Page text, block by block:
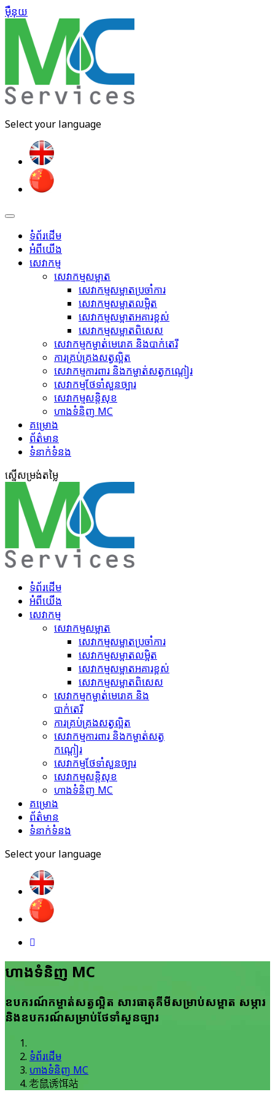
ម៉ឺនុយ​
Select your language
ទំព័រដើម
អំពីយើង
សេវាកម្ម
សេវាកម្មសម្អាត
សេវាកម្ម​សម្អាតប្រចាំការ
សេវាកម្ម​សម្អាត​លម្អិត
សេវាកម្ម​សម្អាត​អគារខ្ពស់
សេវាកម្ម​សម្អាត​ពិសេស
សេវាកម្ម​កម្ចាត់​មេរោគ និងបាក់តេរី
ការគ្រប់គ្រង​សត្វល្អិត​
សេវាកម្ម​ការពារ និងកម្ចាត់​សត្វកណ្តៀរ
សេវាកម្ម​ថែទាំ​សួនច្បារ
សេវាកម្ម​សន្តិសុខ
ហាង​ទំនិញ MC
គ​ម្រោ​ង
ព័ត៌មាន
ទំនាក់ទំនង
ស្នើ​សម្រង់​តម្លៃ
ទំព័រដើម
អំពីយើង
សេវាកម្ម
សេវាកម្មសម្អាត
សេវាកម្ម​សម្អាតប្រចាំការ
សេវាកម្ម​សម្អាត​លម្អិត
សេវាកម្ម​សម្អាត​អគារខ្ពស់
សេវាកម្ម​សម្អាត​ពិសេស
សេវាកម្ម​កម្ចាត់​មេរោគ និង
បាក់តេរី
ការគ្រប់គ្រង​សត្វល្អិត​
សេវាកម្ម​ការពារ និងកម្ចាត់​សត្វ
កណ្តៀរ
សេវាកម្ម​ថែទាំ​សួនច្បារ
សេវាកម្ម​សន្តិសុខ
ហាង​ទំនិញ MC
គ​ម្រោ​ង
ព័ត៌មាន
ទំនាក់ទំនង
Select your language
ហាង​ទំនិញ MC
ឧបករណ៍​កម្ចាត់​សត្វ​ល្អិត សារ​ធាតុ​គីមី​សម្រាប់​សម្អាត សម្ភារ
និង​ឧបករណ៍​សម្រាប់​ថែ​ទាំ​សួន​ច្បារ
ទំព័រដើម
ហាង​ទំនិញ MC
老鼠诱饵站